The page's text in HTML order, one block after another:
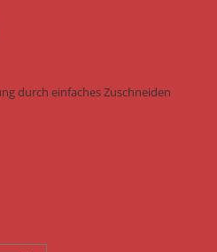
durch einfaches Zuschneiden